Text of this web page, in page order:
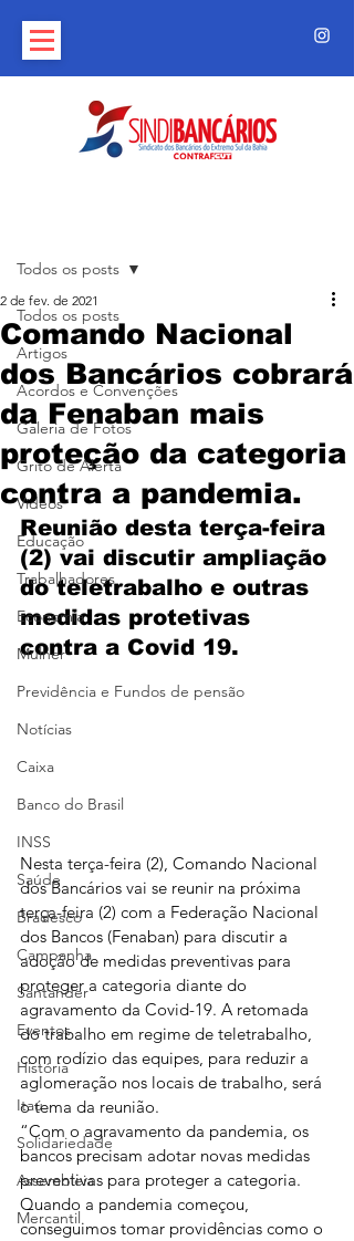
Todos os posts
Artigos
Acordos e Convenções
Galeria de Fotos
Grito de Alerta
Vídeos
Educação
Trabalhadores
Economia
Mulher
Previdência e Fundos de pensão
Notícias
Caixa
Banco do Brasil
INSS
Saúde
Bradesco
Campanha
Santander
Eventos
História
Itaú
Solidariedade
Assembleia
Mercantil
Todos os posts
Comando Nacional
dos Bancários cobrará
da Fenaban mais
proteção da categoria
contra a pandemia.
2 de fev. de 2021
Reunião desta terça-feira
(2) vai discutir ampliação
do teletrabalho e outras
medidas protetivas
contra a Covid 19.
Nesta terça-feira (2), Comando Nacional
dos Bancários vai se reunir na próxima
terça-feira (2) com a Federação Nacional
dos Bancos (Fenaban) para discutir a
adoção de medidas preventivas para
proteger a categoria diante do
agravamento da Covid-19. A retomada
do trabalho em regime de teletrabalho,
com rodízio das equipes, para reduzir a
aglomeração nos locais de trabalho, será
o tema da reunião.
“Com o agravamento da pandemia, os
bancos precisam adotar novas medidas
preventivas para proteger a categoria.
Quando a pandemia começou,
conseguimos tomar providências como o